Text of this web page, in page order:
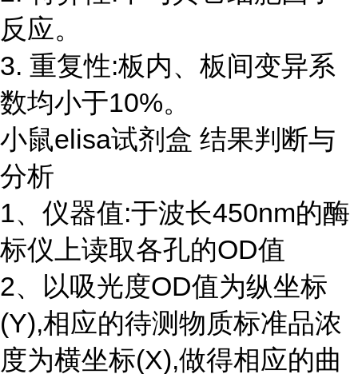
反应。
3. 重复性:板内、板间变异系
数均小于10%。
小鼠elisa试剂盒 结果判断与
分析
1、仪器值:于波长450nm的酶
标仪上读取各孔的OD值
2、以吸光度OD值为纵坐标
(Y),相应的待测物质标准品浓
度为横坐标(X),做得相应的曲